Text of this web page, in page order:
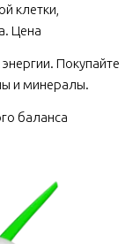
клетки,
Цена
Покупайте
и минералы.
баланса